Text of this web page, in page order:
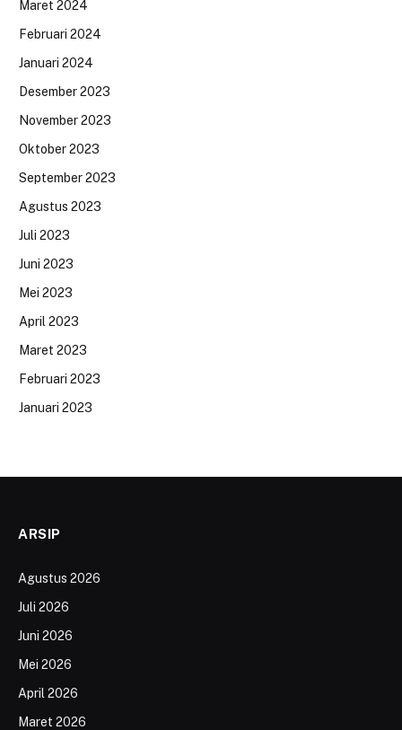
Maret 2024
Februari 2024
Januari 2024
Desember 2023
November 2023
Oktober 2023
September 2023
Agustus 2023
Juli 2023
Juni 2023
Mei 2023
April 2023
Maret 2023
Februari 2023
Januari 2023
ARSIP
Agustus 2026
Juli 2026
Juni 2026
Mei 2026
April 2026
Maret 2026